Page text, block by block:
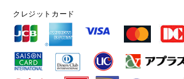
クレジットカード